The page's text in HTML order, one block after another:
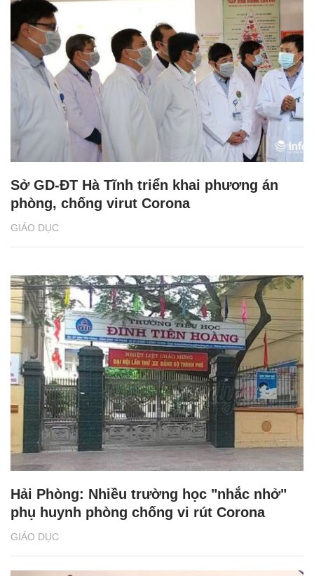
GIÁO DỤC
Sở GD-ĐT Hà Tĩnh triển khai phương án
phòng, chống virut Corona
GIÁO DỤC
Hải Phòng: Nhiều trường học "nhắc nhở"
phụ huynh phòng chống vi rút Corona